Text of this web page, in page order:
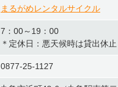
まるがめレンタルサイクル
7：00～19：00
＊定休日：悪天候時は貸出休止
0877-25-1127